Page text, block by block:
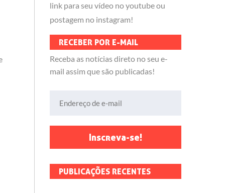
link para seu vídeo no youtube ou
postagem no instagram!
RECEBER POR E-MAIL
Receba as notícias direto no seu e-
mail assim que são publicadas!
Inscreva-se!
PUBLICAÇÕES RECENTES